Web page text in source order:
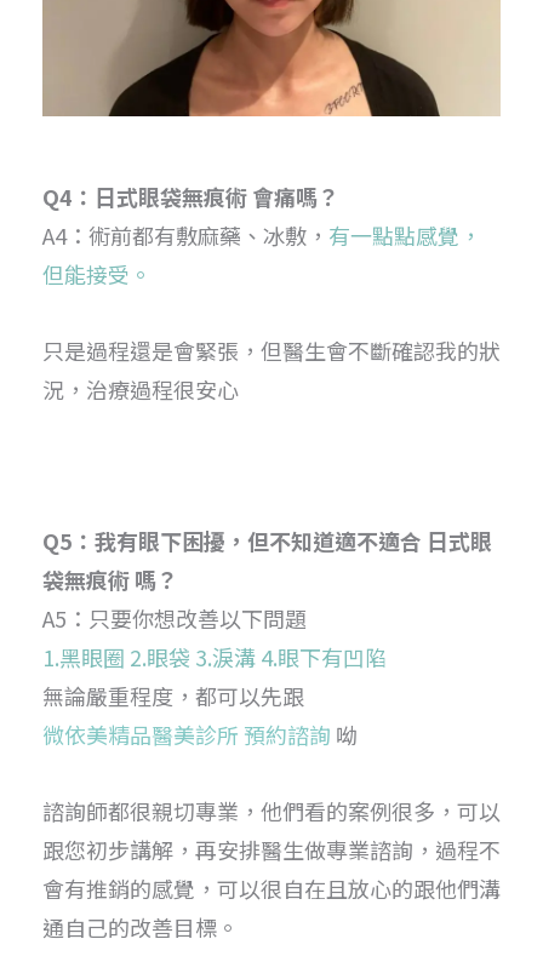
Q4：日式眼袋無痕術 會痛嗎？
A4：術前都有敷麻藥、冰敷， 有一點點感覺，
但能接受。
只是過程還是會緊張，但醫生會不斷確認我的狀
況，治療過程很安心
Q5：我有眼下困擾，但不知道適不適合 日式眼
袋無痕術 嗎？
A5：只要你想改善以下問題
1.黑眼圈 2.眼袋 3.淚溝 4.眼下有凹陷
無論嚴重程度，都可以先跟
微依美精品醫美診所 預約諮詢 呦
諮詢師都很親切專業，他們看的案例很多，可以
跟您初步講解，再安排醫生做專業諮詢，過程不
會有推銷的感覺，可以很自在且放心的跟他們溝
通自己的改善目標。